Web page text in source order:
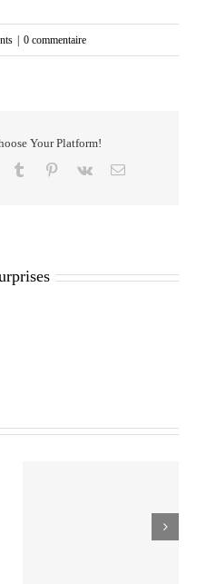
| 0 commentaire
Your Platform!
Tumblr Pinterest
Vk Email